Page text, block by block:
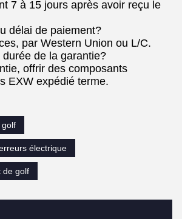
7 à 15 jours après avoir reçu le
délai de paiement?
par Western Union ou L/C.
de la garantie?
offrir des composants
EXW expédié terme.
golf
électrique
de golf